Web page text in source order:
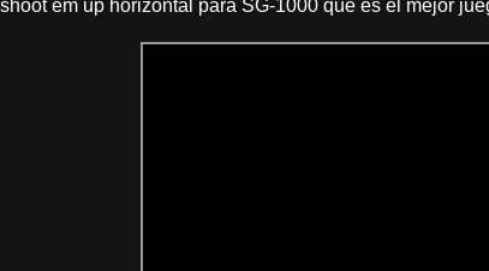
em up horizontal para SG-1000 que es el mejor